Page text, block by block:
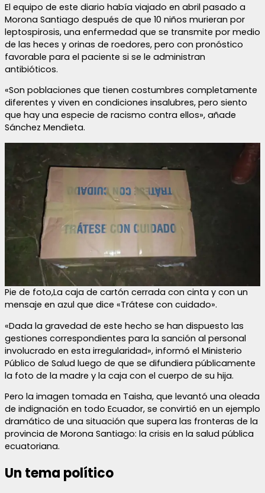
El equipo de este diario había viajado en abril pasado a
Morona Santiago después de que 10 niños murieran por
leptospirosis, una enfermedad que se transmite por medio
de las heces y orinas de roedores, pero con pronóstico
favorable para el paciente si se le administran
antibióticos.
«Son poblaciones que tienen costumbres completamente
diferentes y viven en condiciones insalubres, pero siento
que hay una especie de racismo contra ellos», añade
Sánchez Mendieta.
Pie de foto,La caja de cartón cerrada con cinta y con un
mensaje en azul que dice «Trátese con cuidado».
«Dada la gravedad de este hecho se han dispuesto las
gestiones correspondientes para la sanción al personal
involucrado en esta irregularidad», informó el Ministerio
Público de Salud luego de que se difundiera públicamente
la foto de la madre y la caja con el cuerpo de su hija.
Pero la imagen tomada en Taisha, que levantó una oleada
de indignación en todo Ecuador, se convirtió en un ejemplo
dramático de una situación que supera las fronteras de la
provincia de Morona Santiago: la crisis en la salud pública
ecuatoriana.
Un tema político